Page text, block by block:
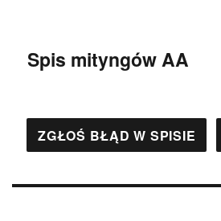
Spis mityngów AA
ZGŁOŚ BŁĄD W SPISIE